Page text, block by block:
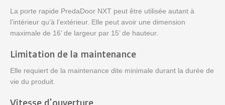
La porte rapide PredaDoor NXT peut être utilisée autant à
l’intérieur qu’à l’extérieur. Elle peut avoir une dimension
maximale de 16’ de largeur par 15’ de hauteur.
Limitation de la maintenance
Elle requiert de la maintenance dite minimale durant la durée de
vie du produit.
Vitesse d'ouverture